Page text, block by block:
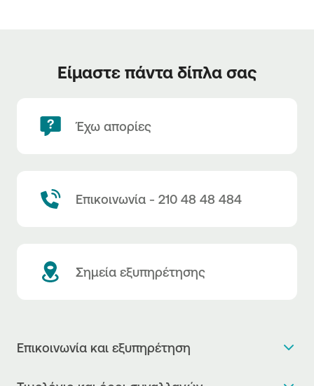
Είμαστε πάντα δίπλα σας
Έχω απορίες
Επικοινωνία - 210 48 48 484
Σημεία εξυπηρέτησης
Επικοινωνία και εξυπηρέτηση